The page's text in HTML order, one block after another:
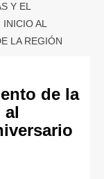
Y EL
INICIO AL
LA REGIÓN
de la
al